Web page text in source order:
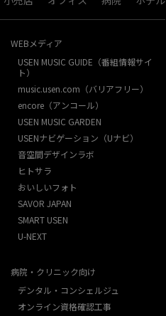
WEBメディア
USEN MUSIC GUIDE（番組情報サイ
ト）
music.usen.com（バリアフリー）
encore（アンコール）
USEN MUSIC GARDEN
USENナビゲーション（Uナビ）
音空間デザインラボ
ヒトサラ
おいしいフォト
SAVOR JAPAN
SMART USEN
U-NEXT
病院・クリニック向け
デンタル・コンシェルジュ
オンライン資格確認工事